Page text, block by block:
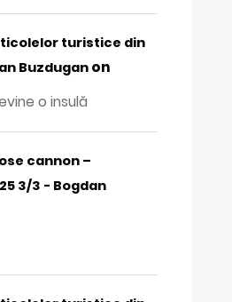
turistice din
Buzdugan on
o insulă
cannon –
3/3 - Bogdan